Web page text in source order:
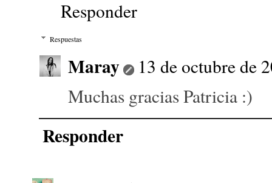
Responder
Respuestas
Maray
13 de octubre de
Muchas gracias Patricia :)
Responder